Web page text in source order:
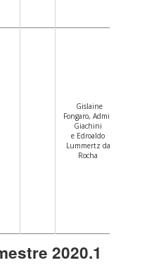
Gislaine
Fongaro, Admir
Giachini
e Edroaldo
Lummertz da
Rocha
2020.1